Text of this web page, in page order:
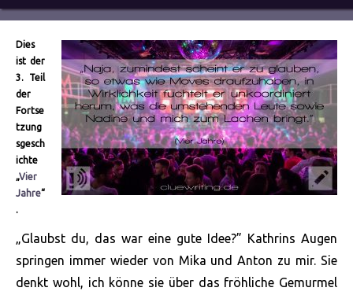
Dies
ist der
3. Teil
der
Fortse
tzung
sgesch
ichte
„Vier
Jahre“
.
„Glaubst du, das war eine gute Idee?” Kathrins Augen
springen immer wieder von Mika und Anton zu mir. Sie
denkt wohl, ich könne sie über das fröhliche Gemurmel